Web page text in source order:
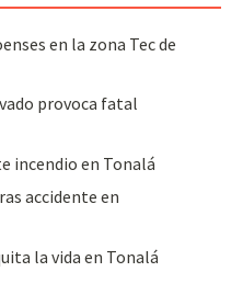
en la zona Tec de
provoca fatal
incendio en Tonalá
accidente en
la vida en Tonalá